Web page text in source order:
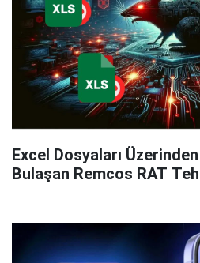
Excel Dosyaları
Bulaşan Remcos RAT